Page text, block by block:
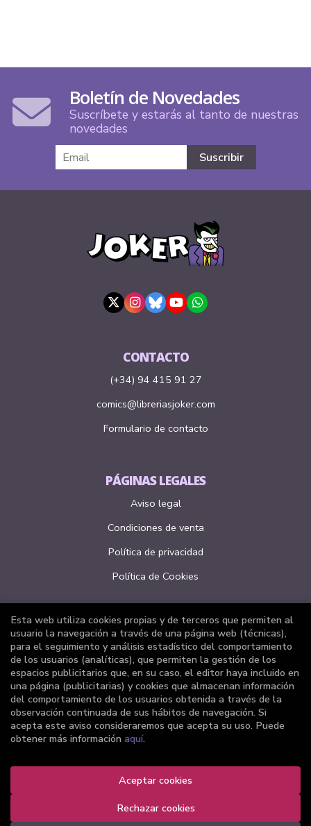
Boletín de Novedades
Suscríbete y estarás al tanto de nuestras
novedades
CONTACTO
(+34) 94 415 91 27
comics@libreriasjoker.com
Formulario de contacto
PÁGINAS LEGALES
Aviso legal
Condiciones de venta
Política de privacidad
Política de Cookies
ATENCIÓN AL CLIENTE
Quiénes somos
Pedidos especiales
Formulario de desistimiento
Librería Joker. Todos los Derechos Reservados |
Esta web utiliza cookies propias y de terceros que permiten al
usuario la navegación a través de una página web (técnicas),
para el seguimiento y análisis estadístico del comportamiento
de los usuarios (analíticas), que permiten la gestión de los
espacios publicitarios que, en su caso, el editor haya incluido en
una página (publicitarias) y cookies que almacenan información
del comportamiento de los usuarios obtenida a través de la
observación continuada de sus hábitos de navegación. Si
acepta este aviso consideraremos que acepta su uso. Puede
obtener más información aquí.
Rechazar cookies
Aceptar cookies